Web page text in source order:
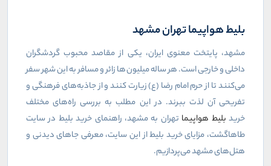
بلیط هواپیما تهران مشهد
مشهد، پایتخت معنوی ایران، یکی از مقاصد محبوب گردشگران
داخلی و خارجی است. هر ساله میلیون‌ها زائر و مسافر به این شهر سفر
می‌کنند تا از حرم امام رضا (ع) زیارت کنند و از جاذبه‌های فرهنگی و
تفریحی آن لذت ببرند. در این مطلب به بررسی راه‌های مختلف
خرید بلیط هواپیما تهران به مشهد، راهنمای خرید بلیط در سایت
طاهاگشت، مزایای خرید بلیط از این سایت، معرفی جاهای دیدنی و
هتل‌های مشهد می‌پردازیم.